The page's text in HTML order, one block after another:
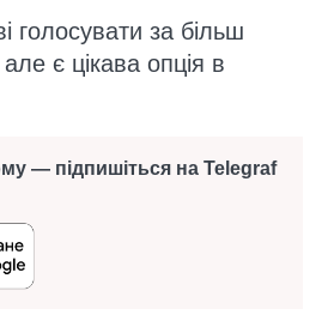
голосувати за більш
є цікава опція в
— підпишіться на Telegraf